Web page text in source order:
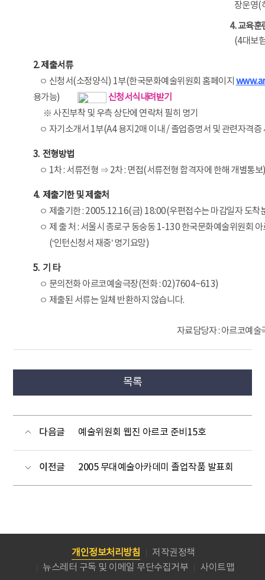
장운영(
4. 교육훈
(4대보
2. 제출서류
ㅇ 신청서(소정양식) 1부(한국문화예술위원회 홈페이지
용가능)
신청서식내려받기
※ 사진부착 및 우측 상단에 연락처 필히 명기
ㅇ 자기소개서 1부(A4 용지2매 이내 / 졸업증명서 및 관련자격
3. 전형방법
ㅇ 1차 : 서류전형 ⇒ 2차 : 면접(서류전형 합격자에 한해 개별통보
4. 제출기한 및 제출처
ㅇ 제출기한 : 2005.12.16(금) 18:00(우편접수는 마감일자 도착
ㅇ 제 출 처 : 서울시 종로구 동숭동 1-130 한국문화예술위원회
(‘인턴신청서 재중’ 명기요망)
5. 기 타
ㅇ 문의전화 아르코예술극장(전화 : 02)7604~613)
ㅇ 제출된 서류는 일체 반환하지 않습니다.
자료담당자 : 아르코예
목록
다음글 예술위원회 웹진 아르코 준비15호
이전글 2005 무대예술아카데미 졸업작품 발표회
개인정보처리방침
저작권정책
뉴스레터 구독 및 이메일 무단수집거부
사이트맵